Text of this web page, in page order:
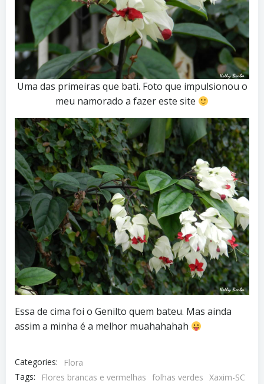
Uma das primeiras que bati. Foto que impulsionou o
meu namorado a fazer este site
Essa de cima foi o Genilto quem bateu. Mas ainda
assim a minha é a melhor muahahahah
Categories:
Flora
Tags:
Flores brancas e vermelhas folhas verdes Xaxim-SC